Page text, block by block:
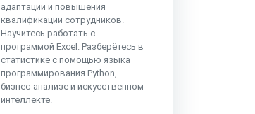
адаптации и повышения
квалификации сотрудников.
Научитесь работать с
программой Excel. Разберётесь в
статистике с помощью языка
программирования Python,
бизнес-анализе и искусственном
интеллекте.